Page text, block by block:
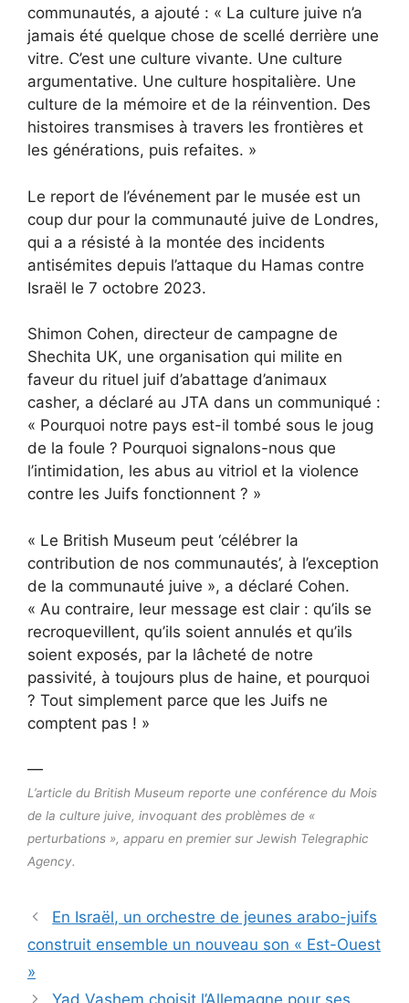
communautés, a ajouté : « La culture juive n’a
jamais été quelque chose de scellé derrière une
vitre. C’est une culture vivante. Une culture
argumentative. Une culture hospitalière. Une
culture de la mémoire et de la réinvention. Des
histoires transmises à travers les frontières et
les générations, puis refaites. »
Le report de l’événement par le musée est un
coup dur pour la communauté juive de Londres,
qui a a résisté à la montée des incidents
antisémites depuis l’attaque du Hamas contre
Israël le 7 octobre 2023.
Shimon Cohen, directeur de campagne de
Shechita UK, une organisation qui milite en
faveur du rituel juif d’abattage d’animaux
casher, a déclaré au JTA dans un communiqué :
« Pourquoi notre pays est-il tombé sous le joug
de la foule ? Pourquoi signalons-nous que
l’intimidation, les abus au vitriol et la violence
contre les Juifs fonctionnent ? »
« Le British Museum peut ‘célébrer la
contribution de nos communautés’, à l’exception
de la communauté juive », a déclaré Cohen.
« Au contraire, leur message est clair : qu’ils se
recroquevillent, qu’ils soient annulés et qu’ils
soient exposés, par la lâcheté de notre
passivité, à toujours plus de haine, et pourquoi
? Tout simplement parce que les Juifs ne
comptent pas ! »
—
L’article du British Museum reporte une conférence du Mois
de la culture juive, invoquant des problèmes de «
perturbations », apparu en premier sur Jewish Telegraphic
Agency.
En Israël, un orchestre de jeunes arabo-juifs
construit ensemble un nouveau son « Est-Ouest
»
Yad Vashem choisit l’Allemagne pour ses